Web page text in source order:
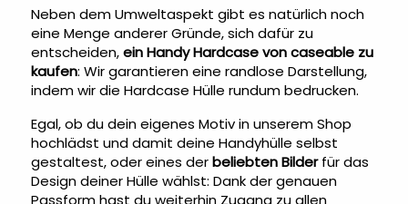
Neben dem Umweltaspekt gibt es natürlich noch
eine Menge anderer Gründe, sich dafür zu
entscheiden,ein Handy Hardcase von caseable zu
kaufen: Wir garantieren eine randlose Darstellung,
indem wir die Hardcase Hülle rundum bedrucken.
Egal, ob du dein eigenes Motiv in unserem Shop
hochlädst und damit deine Handyhülle selbst
gestaltest, oder eines derbeliebten Bilderfür das
Design deiner Hülle wählst: Dank der genauen
Passform hast du weiterhin Zugang zu allen